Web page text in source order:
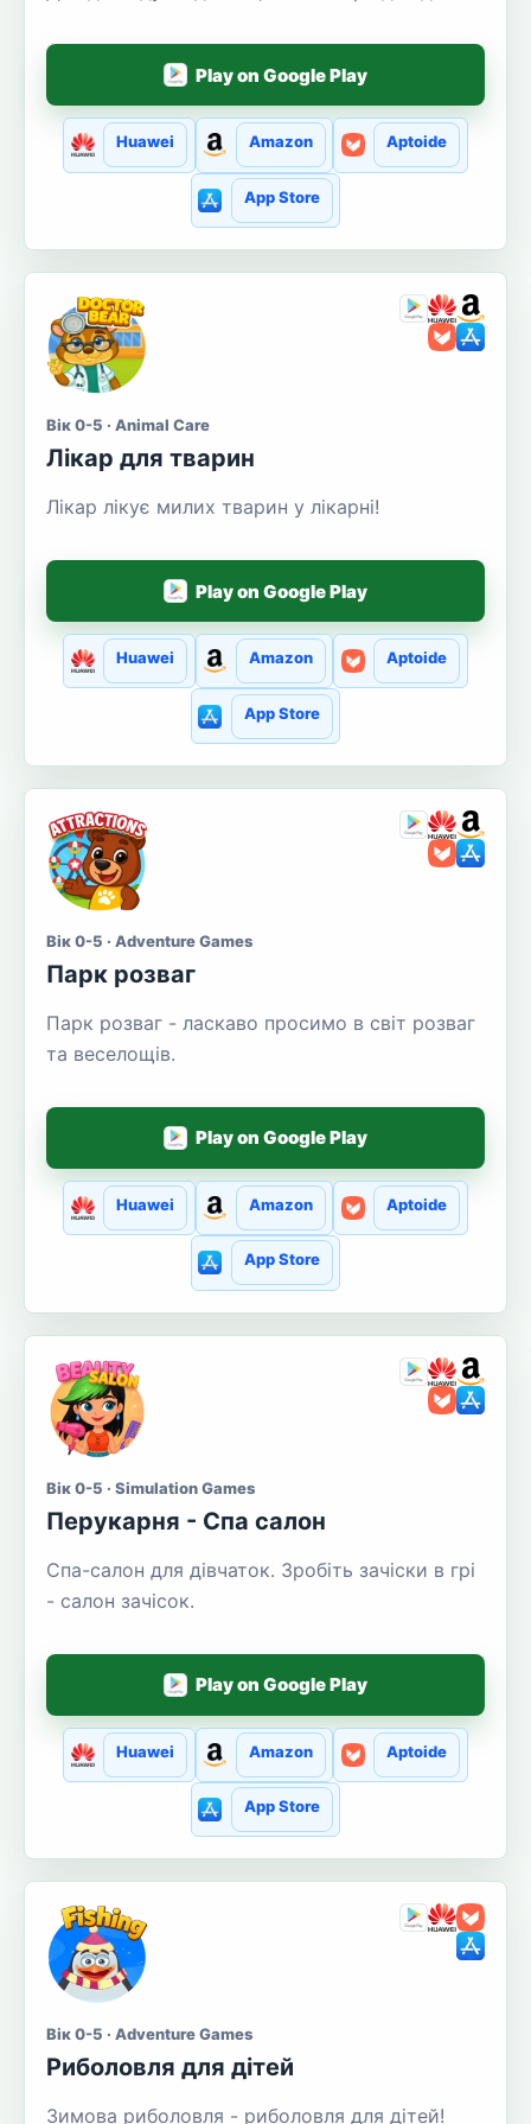
Play on Google Play
Huawei Amazon Aptoide
App Store
Вік 0-5 · Animal Care
Лікар для тварин
Лікар лікує милих тварин у лікарні!
Play on Google Play
Huawei Amazon Aptoide
App Store
Вік 0-5 · Adventure Games
Парк розваг
Парк розваг - ласкаво просимо в світ розваг
та веселощів.
Play on Google Play
Huawei Amazon Aptoide
App Store
Вік 0-5 · Simulation Games
Перукарня - Спа салон
Спа-салон для дівчаток. Зробіть зачіски в грі
- салон зачісок.
Play on Google Play
Huawei Amazon Aptoide
App Store
Вік 0-5 · Adventure Games
Риболовля для дітей
Зимова риболовля - риболовля для дітей!